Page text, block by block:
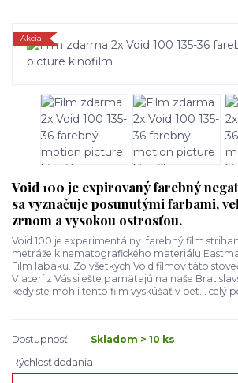
Akcia
Void 100 je expirovaný farebný
sa vyznačuje posunutými farbami,
zrnom a vysokou ostrosťou.
Void 100 je experimentálny farebný film
metráže kinematografického materiálu
Film labáku. Zo všetkých Void filmov táto
Viacerí z Vás si ešte pamätajú na naše
kedy ste mohli tento film vyskúšať v bet... celý
Dostupnosť
Skladom > 10 ks
Rýchlosť dodania